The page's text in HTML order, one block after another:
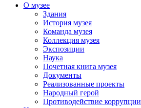
О музее
Здания
История музея
Команда музея
Коллекция музея
Экспозиции
Наука
Почетная книга музея
Документы
Реализованные проекты
Народный герой
Противодействие коррупции